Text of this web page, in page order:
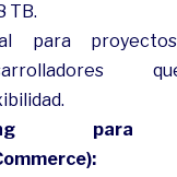
TB.
para
para